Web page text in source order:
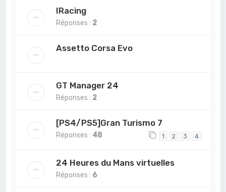
IRacing
Réponses : 2
Assetto Corsa Evo
GT Manager 24
Réponses : 2
[PS4/PS5]Gran Turismo 7
Réponses : 48 1 2 3 4
24 Heures du Mans virtuelles
Réponses : 6